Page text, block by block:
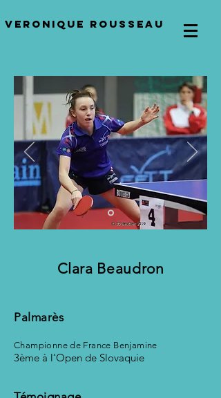
VERONIQUE ROUSSEAU
Clara Beaudron
Palmarès
Championne de France Benjamine
3ème à l'Open de Slovaquie